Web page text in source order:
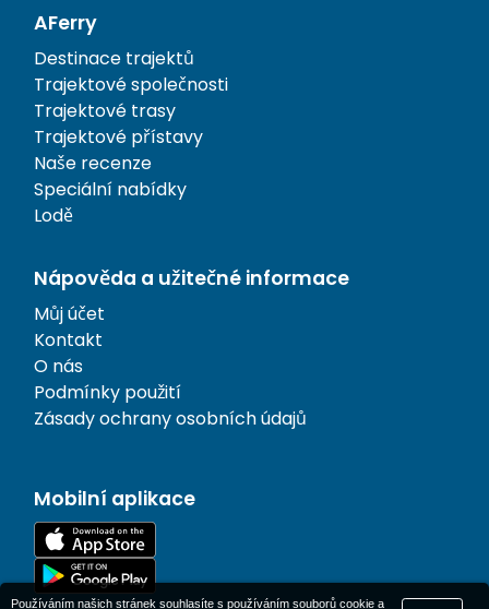
AFerry
Destinace trajektů
Trajektové společnosti
Trajektové trasy
Trajektové přístavy
Naše recenze
Speciální nabídky
Lodě
Nápověda a užitečné informace
Můj účet
Kontakt
O nás
Podmínky použití
Zásady ochrany osobních údajů
Mobilní aplikace
Používáním našich stránek souhlasíte s používáním souborů cookie a